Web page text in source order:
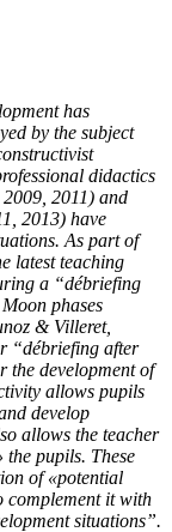
has
by the subject
didactics
2011) and
2013) have
As part of
latest teaching
a “débriefing
phases
& Villeret,
“débriefing after
the development of
allows pupils
develop
allows the teacher
the pupils. These
of «potential
complement it with
situations”.